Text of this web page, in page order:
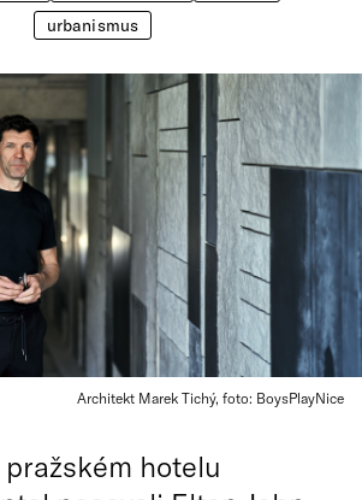
urbanismus
Architekt Marek Tichý, foto: BoysPlayNice
hotelu